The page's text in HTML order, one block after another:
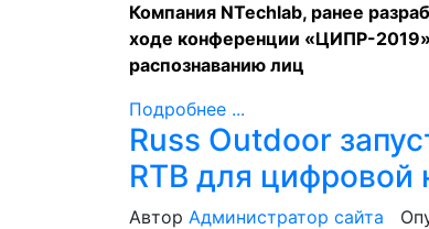
Компания NTechlab, ранее
ходе конференции «ЦИПР-
распознаванию лиц
Подробнее ...
Russ Outdoor
RTB для
Автор Администратор сайта